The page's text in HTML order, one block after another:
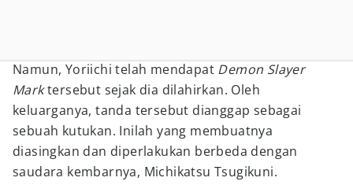
Namun, Yoriichi telah mendapat Demon Slayer
Marktersebut sejak dia dilahirkan. Oleh
keluarganya, tanda tersebut dianggap sebagai
sebuah kutukan. Inilah yang membuatnya
diasingkan dan diperlakukan berbeda dengan
saudara kembarnya, Michikatsu Tsugikuni.